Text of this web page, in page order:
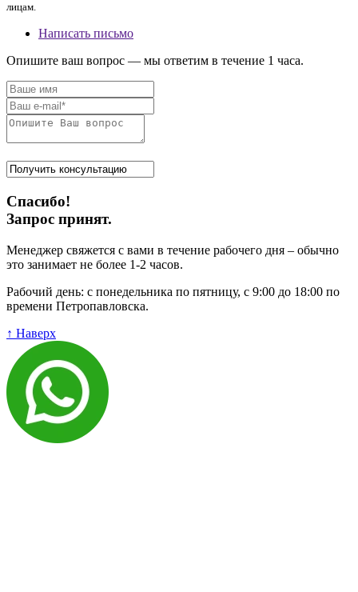
лицам.
Написать письмо
Опишите ваш вопрос — мы ответим в течение 1 часа.
Спасибо!
Запрос принят.
Менеджер свяжется с вами в течение рабочего дня – обычно
это занимает не более 1-2 часов.
Рабочий день: с понедельника по пятницу, с 9:00 до 18:00 по
времени Петропавловска.
↑ Наверх